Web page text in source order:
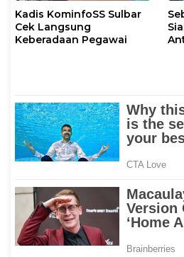
Kadis KominfoSS Sulbar
Cek Langsung
Keberadaan Pegawai